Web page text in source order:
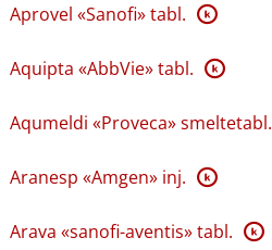
Aprovel «Sanofi» tabl. K
Aquipta «AbbVie» tabl. K
Aqumeldi «Proveca» smeltetabl.
Aranesp «Amgen» inj. K
Arava «sanofi-aventis» tabl. K